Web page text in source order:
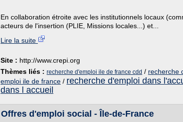
En collaboration étroite avec les institutionnels locaux
acteurs de l'insertion (PLIE, Missions locales...) et...
Lire la suite
Site : http://www.crepi.org
Thèmes liés : recherche d'emploi ile de france cdd / recherche
emploi ile de france / recherche d'emploi dans
dans l accueil
Offres d'emploi social - Île-de-France